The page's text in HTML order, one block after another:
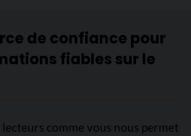
de confiance pour
fiables sur le
lecteurs comme vous nous permet